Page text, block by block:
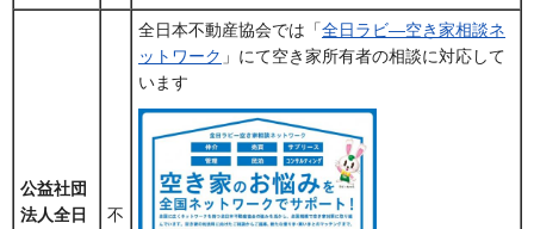
公益社団
法人全日
不
全日本不動産協会では「全日ラビ―空き家相談ネ
ットワーク 」にて空き家所有者の相談に対応して
います